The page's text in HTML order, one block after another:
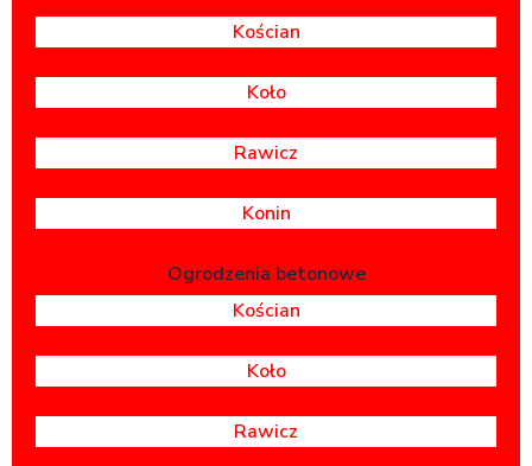
Kościan
Koło
Rawicz
Konin
Ogrodzenia betonowe
Kościan
Koło
Rawicz